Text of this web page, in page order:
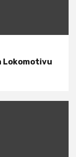
Lokomotivu